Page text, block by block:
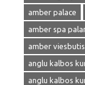
amber palace
amber spa
amber
anglu kalbos
anglu kalbos